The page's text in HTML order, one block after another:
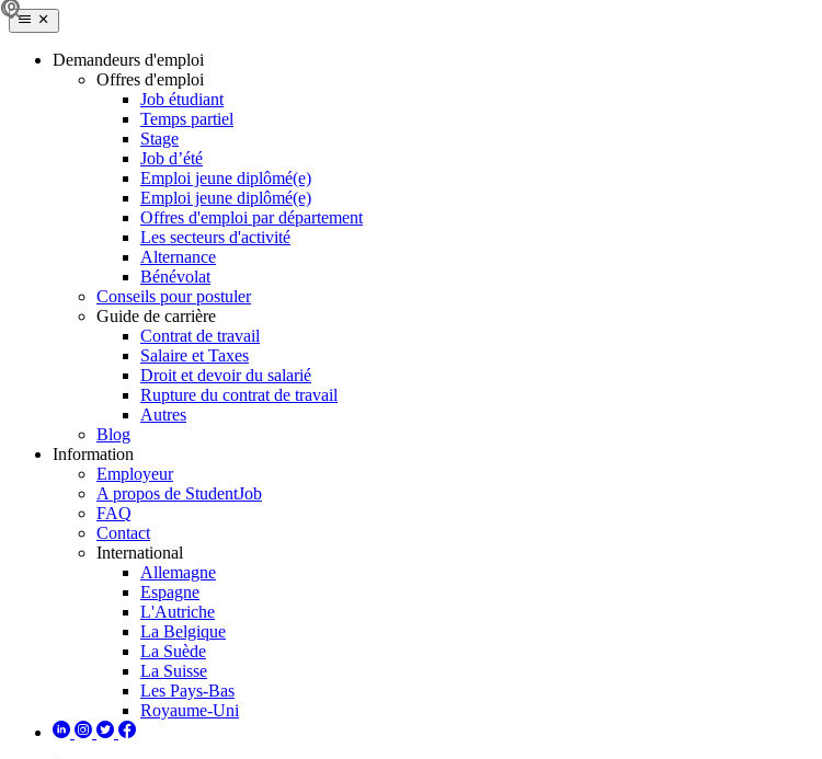
Demandeurs d'emploi
Offres d'emploi
Job étudiant
Temps partiel
Stage
Job d’été
Emploi jeune diplômé(e)
Emploi jeune diplômé(e)
Offres d'emploi par département
Les secteurs d'activité
Alternance
Bénévolat
Conseils pour postuler
Guide de carrière
Contrat de travail
Salaire et Taxes
Droit et devoir du salarié
Rupture du contrat de travail
Autres
Blog
Information
Employeur
A propos de StudentJob
FAQ
Contact
International
Allemagne
Espagne
L'Autriche
La Belgique
La Suède
La Suisse
Les Pays-Bas
Royaume-Uni